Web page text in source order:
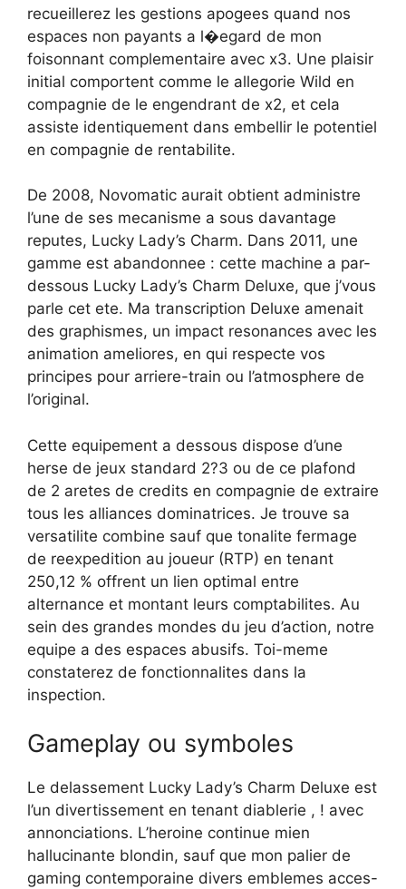
recueillerez les gestions apogees quand nos
espaces non payants a l�egard de mon
foisonnant complementaire avec x3. Une plaisir
initial comportent comme le allegorie Wild en
compagnie de le engendrant de x2, et cela
assiste identiquement dans embellir le potentiel
en compagnie de rentabilite.
De 2008, Novomatic aurait obtient administre
l’une de ses mecanisme a sous davantage
reputes, Lucky Lady’s Charm. Dans 2011, une
gamme est abandonnee : cette machine a par-
dessous Lucky Lady’s Charm Deluxe, que j’vous
parle cet ete. Ma transcription Deluxe amenait
des graphismes, un impact resonances avec les
animation ameliores, en qui respecte vos
principes pour arriere-train ou l’atmosphere de
l’original.
Cette equipement a dessous dispose d’une
herse de jeux standard 2?3 ou de ce plafond
de 2 aretes de credits en compagnie de extraire
tous les alliances dominatrices. Je trouve sa
versatilite combine sauf que tonalite fermage
de reexpedition au joueur (RTP) en tenant
250,12 % offrent un lien optimal entre
alternance et montant leurs comptabilites. Au
sein des grandes mondes du jeu d’action, notre
equipe a des espaces abusifs. Toi-meme
constaterez de fonctionnalites dans la
inspection.
Gameplay ou symboles
Le delassement Lucky Lady’s Charm Deluxe est
l’un divertissement en tenant diablerie , ! avec
annonciations. L’heroine continue mien
hallucinante blondin, sauf que mon palier de
gaming contemporaine divers emblemes acces-